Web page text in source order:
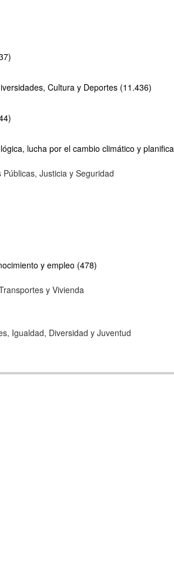
Cultura y Deportes (11.436)
lucha por el cambio climático y
Justicia y Seguridad
y empleo (478)
y Vivienda
Igualdad, Diversidad y Juventud